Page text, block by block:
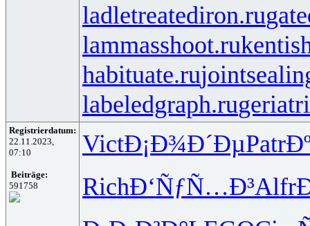
ladletreatediron.ru
lammasshoot.ru
habituate.ru
labeledgraph.ru
Registrierdatum:
22.11.2023,
07:10
Beiträge:
591758
VictÐ¡Ð¾Ð´ÐµPatr
RichÐ‘ÑƒÑ…Ð³Alfr